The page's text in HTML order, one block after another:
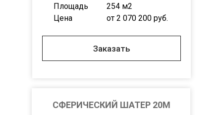
Заказать
254 м2
от 2 070 200 руб.
Площадь
Цена
СФЕРИЧЕСКИЙ ШАТЕР 20М